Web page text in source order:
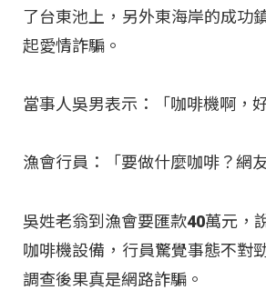
了台東池上，另外東海岸的成功
起愛情詐騙。
當事人吳男表示：「咖啡機啊，好
漁會行員：「要做什麼咖啡？網
吳姓老翁到漁會要匯款40萬元，
咖啡機設備，行員驚覺事態不對
調查後果真是網路詐騙。